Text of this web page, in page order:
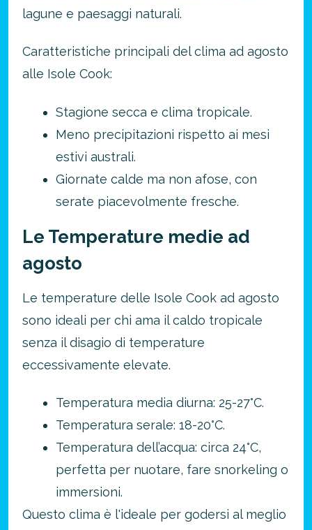
lagune e paesaggi naturali.
Caratteristiche principali del clima ad agosto
alle Isole Cook:
Stagione secca e clima tropicale.
Meno precipitazioni rispetto ai mesi
estivi australi.
Giornate calde ma non afose, con
serate piacevolmente fresche.
Le Temperature medie ad
agosto
Le temperature delle Isole Cook ad agosto
sono ideali per chi ama il caldo tropicale
senza il disagio di temperature
eccessivamente elevate.
Temperatura media diurna: 25-27°C.
Temperatura serale: 18-20°C.
Temperatura dell’acqua: circa 24°C,
perfetta per nuotare, fare snorkeling o
immersioni.
Questo clima è l'ideale per godersi al meglio
Risparmia oltre il 21%!
4 promozioni, 2 omaggi e 1 Novità!